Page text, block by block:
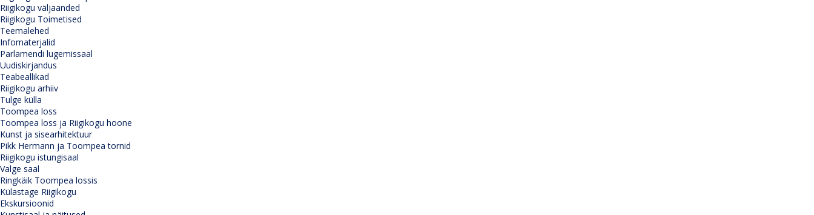
Riigikogu väljaanded
Riigikogu Toimetised
Teemalehed
Infomaterjalid
Parlamendi lugemissaal
Uudiskirjandus
Teabeallikad
Riigikogu arhiiv
Tulge külla
Toompea loss
Toompea loss ja Riigikogu hoone
Kunst ja sisearhitektuur
Pikk Hermann ja Toompea tornid
Riigikogu istungisaal
Valge saal
Ringkäik Toompea lossis
Külastage Riigikogu
Ekskursioonid